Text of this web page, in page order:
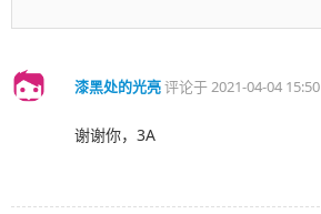
漆黑处的光亮评论于2021-04-04 15:50
谢谢你，3A